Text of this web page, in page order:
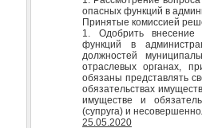
опасных функций в
Принятые комиссией
1. Одобрить внесение
функций в
должностей
отраслевых органах,
обязаны представлять
обязательствах
имуществе и
(супруга) и
25.05.2020